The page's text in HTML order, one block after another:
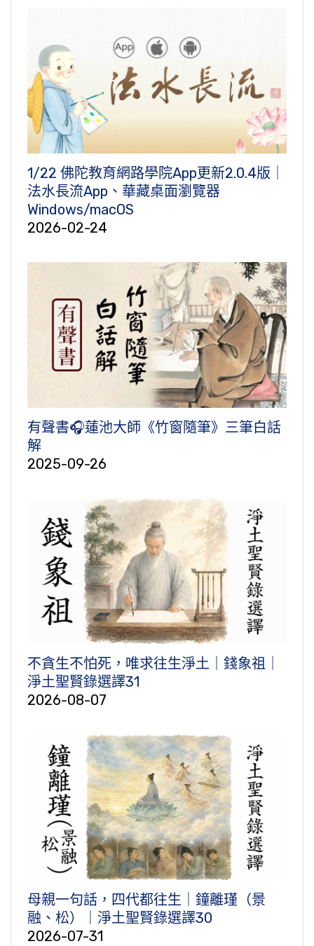
1/22 佛陀教育網路學院App更新2.0.4版｜
法水長流App、華藏桌面瀏覽器
Windows/macOS
2026-02-24
有聲書🎧蓮池大師《竹窗隨筆》三筆白話
解
2025-09-26
不貪生不怕死，唯求往生淨土｜錢象祖｜
淨土聖賢錄選譯31
2026-08-07
母親一句話，四代都往生｜鐘離瑾（景
融、松）｜淨土聖賢錄選譯30
2026-07-31